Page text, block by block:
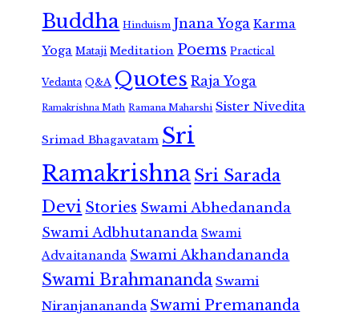
Buddha Hinduism Jnana Yoga Karma
Yoga Mataji Meditation Poems Practical
Vedanta Q&A Quotes Raja Yoga
Ramakrishna Math Ramana Maharshi Sister Nivedita
Srimad Bhagavatam Sri
RamakrishnaSri Sarada
Devi Stories Swami Abhedananda
Swami Adbhutananda Swami
Advaitananda Swami Akhandananda
Swami Brahmananda Swami
Niranjanananda Swami Premananda